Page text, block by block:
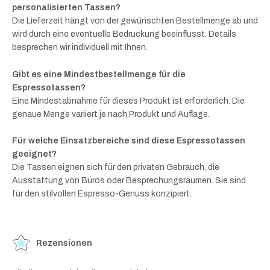
personalisierten Tassen?
Die Lieferzeit hängt von der gewünschten Bestellmenge ab und
wird durch eine eventuelle Bedruckung beeinflusst. Details
besprechen wir individuell mit Ihnen.
Gibt es eine Mindestbestellmenge für die
Espressotassen?
Eine Mindestabnahme für dieses Produkt ist erforderlich. Die
genaue Menge variiert je nach Produkt und Auflage.
Für welche Einsatzbereiche sind diese Espressotassen
geeignet?
Die Tassen eignen sich für den privaten Gebrauch, die
Ausstattung von Büros oder Besprechungsräumen. Sie sind
für den stilvollen Espresso-Genuss konzipiert.
Rezensionen